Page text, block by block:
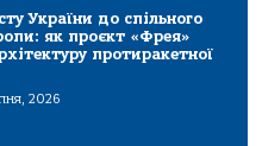
України до спільного
як проєкт «Фрея»
протиракетної
2026